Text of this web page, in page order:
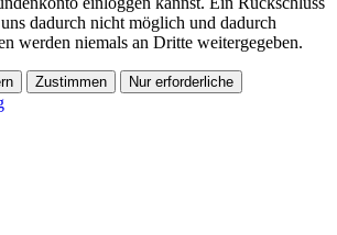
dadurch nicht möglich und dadurch
werden niemals an Dritte weitergegeben.
Zustimmen Nur erforderliche